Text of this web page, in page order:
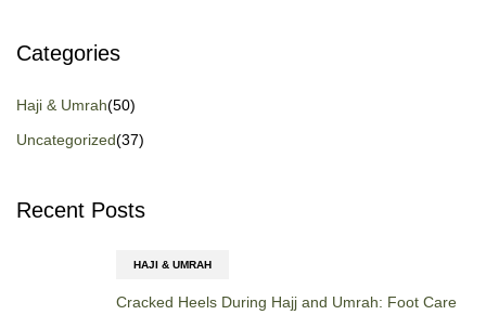
Categories
Haji & Umrah(50)
Uncategorized(37)
Recent Posts
HAJI & UMRAH
Cracked Heels During Hajj and Umrah: Foot Care